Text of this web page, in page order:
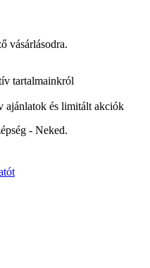
vásárlásodra.
tartalmainkról
ajánlatok és limitált akciók
- Neked.